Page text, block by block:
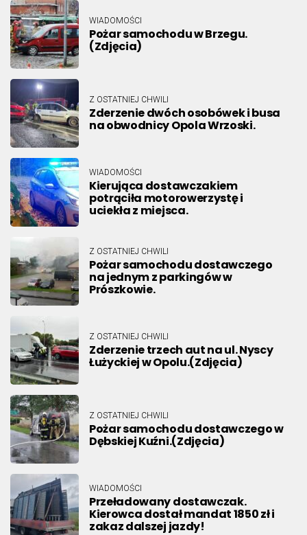
WIADOMOŚCI
Pożar samochodu w Brzegu.
(Zdjęcia)
Z OSTATNIEJ CHWILI
Zderzenie dwóch osobówek i busa
na obwodnicy Opola Wrzoski.
WIADOMOŚCI
Kierująca dostawczakiem
potrąciła motorowerzystę i
uciekła z miejsca.
Z OSTATNIEJ CHWILI
Pożar samochodu dostawczego
na jednym z parkingów w
Prószkowie.
Z OSTATNIEJ CHWILI
Zderzenie trzech aut na ul. Nyscy
Łużyckiej w Opolu.(Zdjęcia)
Z OSTATNIEJ CHWILI
Pożar samochodu dostawczego w
Dębskiej Kuźni.(Zdjęcia)
WIADOMOŚCI
Przeładowany dostawczak.
Kierowca dostał mandat 1850 zł i
zakaz dalszej jazdy!